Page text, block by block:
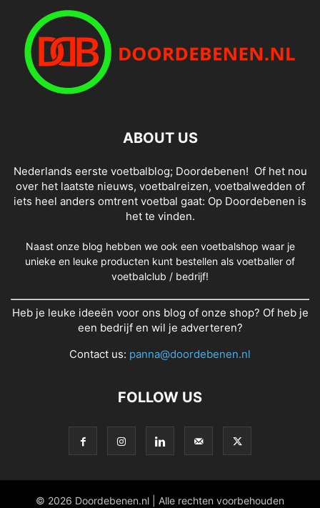
ABOUT US
Nederlands eerste voetbalblog; Doordebenen! Of het nou
over het laatste nieuws, voetbalreizen, voetbalwedden of
iets heel anders omtrent voetbal gaat: Op Doordebenen is
het te vinden.
Naast onze blog hebben we ook een voetbalshop waar je
unieke en leuke producten kunt bestellen als voetballer of
voetbalclub / bedrijf!
Heb je leuke ideeën voor ons blog of onze shop? Of heb je
een bedrijf en wil je adverteren?
Contact us: panna@doordebenen.nl
FOLLOW US
© 2026 Doordebenen.nl | Alle rechten voorbehouden